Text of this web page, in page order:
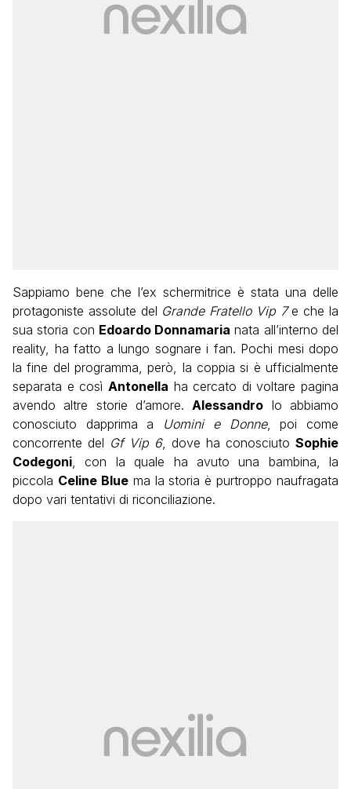
Sappiamo bene che l’ex schermitrice è stata una delle
protagoniste assolute del Grande Fratello Vip 7e che la
sua storia con Edoardo Donnamaria nata all’interno del
reality, ha fatto a lungo sognare i fan. Pochi mesi dopo
la fine del programma, però, la coppia si è ufficialmente
separata e così Antonella ha cercato di voltare pagina
avendo altre storie d’amore.Alessandro lo abbiamo
conosciuto dapprima a Uomini e Donne, poi come
concorrente del Gf Vip 6, dove ha conosciuto Sophie
Codegoni, con la quale ha avuto una bambina, la
piccola Celine Bluema la storia è purtroppo naufragata
dopo vari tentativi di riconciliazione.